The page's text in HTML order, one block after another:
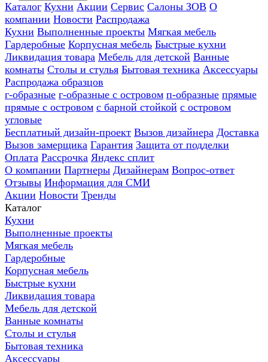
Каталог Кухни Акции Сервис Салоны ЗОВ О
компании Новости Распродажа
Кухни Выполненные проекты Мягкая мебель
Гардеробные Корпусная мебель Быстрые кухни
Ликвидация товара Мебель для детской Ванные
комнаты Столы и стулья Бытовая техника Аксессуары
Распродажа образцов
г-образные г-образные с островом п-образные прямые
прямые с островом с барной стойкой с островом
угловые
Бесплатный дизайн-проект Вызов дизайнера Доставка
Вызов замерщика Гарантия Защита от подделки
Оплата Рассрочка Яндекс сплит
О компании Партнеры Дизайнерам Вопрос-ответ
Отзывы Информация для СМИ
Акции Новости Тренды
Каталог
Кухни
Выполненные проекты
Мягкая мебель
Гардеробные
Корпусная мебель
Быстрые кухни
Ликвидация товара
Мебель для детской
Ванные комнаты
Столы и стулья
Бытовая техника
Аксессуары